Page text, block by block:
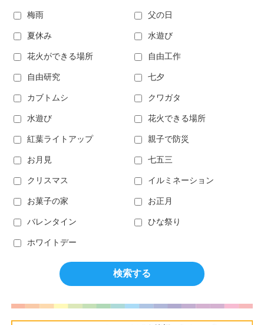
梅雨 父の日
夏休み 水遊び
花火ができる場所 自由工作
自由研究 七夕
カブトムシ クワガタ
水遊び 花火できる場所
紅葉ライトアップ 親子で防災
お月見 七五三
クリスマス イルミネーション
お菓子の家 お正月
バレンタイン ひな祭り
ホワイトデー